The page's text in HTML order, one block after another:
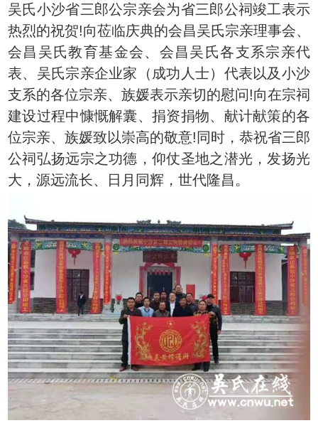
吴氏小沙省三郎公宗亲会为省三郎公祠竣工表示
热烈的祝贺!向莅临庆典的会昌吴氏宗亲理事会、
会昌吴氏教育基金会、会昌吴氏各支系宗亲代
表、吴氏宗亲企业家（成功人士）代表以及小沙
支系的各位宗亲、族媛表示亲切的慰问!向在宗祠
建设过程中慷慨解囊、捐资捐物、献计献策的各
位宗亲、族媛致以崇高的敬意!同时，恭祝省三郎
公祠弘扬远宗之功德，仰仗圣地之潜光，发扬光
大，源远流长、日月同辉，世代隆昌。